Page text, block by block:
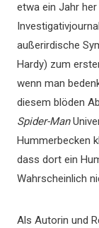
etwa ein Jahr
außerirdische
Hardy) zum
wenn man
diesem blöden
Spider-Man
Hummerbecken
dass dort ein
Wahrscheinlich
Als Autorin und